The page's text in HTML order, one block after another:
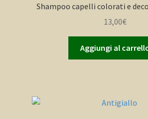
Shampoo capelli colorati e
13,00€
Aggiungi al